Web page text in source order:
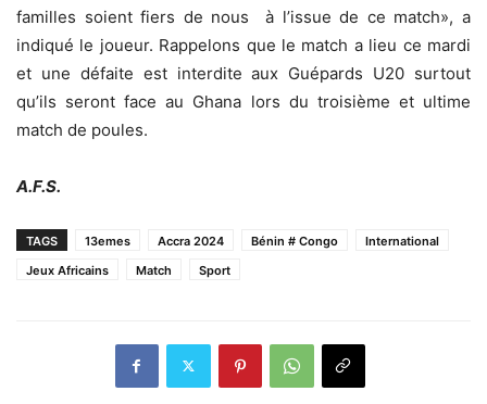
familles soient fiers de nous à l’issue de ce match», a
indiqué le joueur. Rappelons que le match a lieu ce mardi
et une défaite est interdite aux Guépards U20 surtout
qu’ils seront face au Ghana lors du troisième et ultime
match de poules.
A.F.S.
TAGS 13emes Accra 2024 Bénin # Congo
International
Jeux Africains
Match Sport